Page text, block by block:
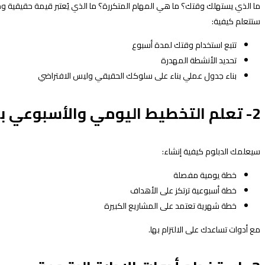
ما الذي يستهلك وقتك؟ ما هي المهام المتكررة؟ ما الذي يُعتبر قيمة حقيقية
ستتعلم كيفية:
تتبع استخدام وقتك لمدة أسبوع
تحديد الأنشطة المهدرة
بناء جدول عملي بناء على سلوكك الحقيقي وليس الافتراضي
2- تعلم التخطيط اليومي والأسبوعي باحتراف
سيعلمك الدبلوم كيفية إنشاء:
خطة يومية مفصلة
خطة أسبوعية ترتكز على الأهداف
خطة شهرية تعتمد على المشاريع الكبيرة
مع أدوات تساعدك على الالتزام بها.